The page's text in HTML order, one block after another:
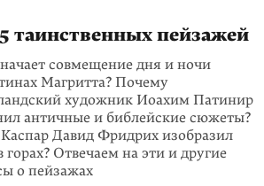
таинственных пейзажей
совмещение дня и ночи
Магритта? Почему
художник Иоахим Патинир
античные и библейские сюжеты?
Давид Фридрих изобразил
горах? Отвечаем на эти и другие
о пейзажах